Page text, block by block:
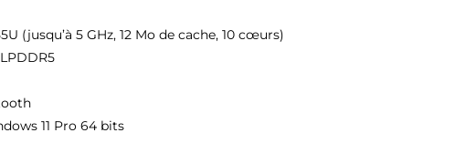
(jusqu’à 5 GHz, 12 Mo de cache, 10 cœurs)
11 Pro 64 bits